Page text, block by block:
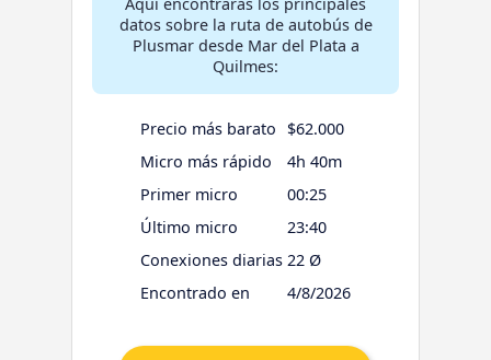
Aquí encontrarás los principales
datos sobre la ruta de autobús de
Plusmar desde Mar del Plata a
Quilmes:
Precio más barato
$62.000
Micro más rápido
4h 40m
Primer micro
00:25
Último micro
23:40
Conexiones diarias 22 Ø
Encontrado en
4/8/2026